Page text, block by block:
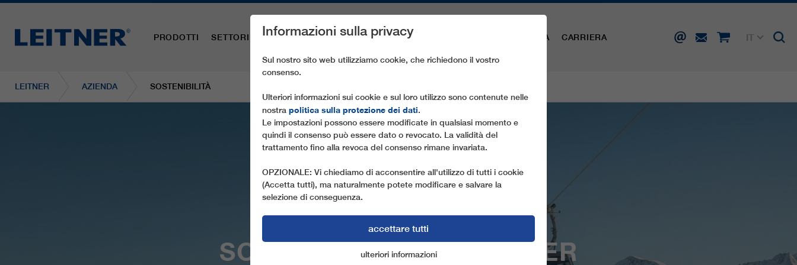
PRODOTTI SETTORI PEZZI DI RICAMBIO ASSISTENZA CLIENTI STAMPA CARRIERA
IT
LEITNER AZIENDA SOSTENIBILITÀ
SOSTENIBILITÀ DI LEITNER
Informazioni sulla privacy
Sul nostro sito web utilizziamo cookie, che richiedono il vostro
consenso.
Ulteriori informazioni sui cookie e sul loro utilizzo sono contenute nelle
nostra politica sulla protezione dei dati.
Le impostazioni possono essere modificate in qualsiasi momento e
quindi il consenso può essere dato o revocato. La validità del
trattamento fino alla revoca del consenso rimane invariata.
OPZIONALE: Vi chiediamo di acconsentire all'utilizzo di tutti i cookie
(Accetta tutti), ma naturalmente potete modificare e salvare la
selezione di conseguenza.
accettare tutti
cookie di marketing
ulteriori informazioni